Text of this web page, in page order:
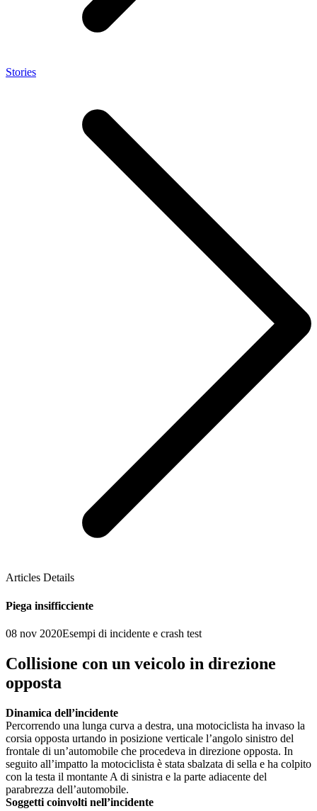
Stories
Articles Details
Piega insifficciente
08 nov 2020Esempi di incidente e crash test
Collisione con un veicolo in direzione
opposta
Dinamica dell’incidente
Percorrendo una lunga curva a destra, una motociclista ha invaso la
corsia opposta urtando in posizione verticale l’angolo sinistro del
frontale di un’automobile che procedeva in direzione opposta. In
seguito all’impatto la motociclista è stata sbalzata di sella e ha colpito
con la testa il montante A di sinistra e la parte adiacente del
parabrezza dell’automobile.
Soggetti coinvolti nell’incidente